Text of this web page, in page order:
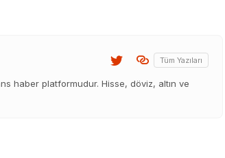
Tüm Yazıları
haber platformudur. Hisse, döviz, altın ve